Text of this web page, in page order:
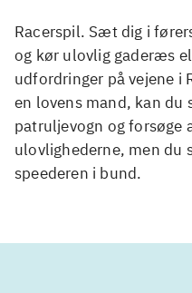
Racerspil. Sæt dig i
og kør ulovlig gaderæs
udfordringer på vejene i
en lovens mand, kan
patruljevogn og
ulovlighederne, men du
speederen i bund.